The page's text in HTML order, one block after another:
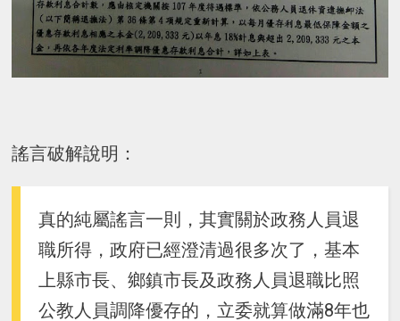
謠言破解說明：
真的純屬謠言一則，其實關於政務人員退
職所得，政府已經澄清過很多次了，基本
上縣市長、鄉鎮市長及政務人員退職比照
公教人員調降優存的，立委就算做滿8年也